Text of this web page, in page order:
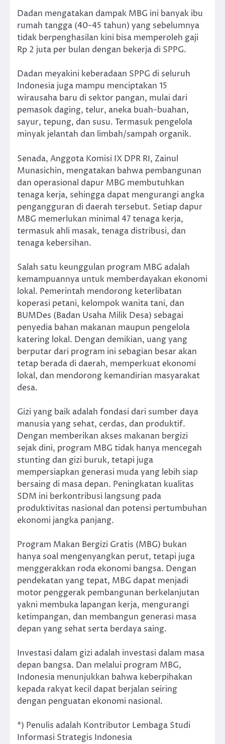
Dadan mengatakan dampak MBG ini banyak ibu
rumah tangga (40-45 tahun) yang sebelumnya
tidak berpenghasilan kini bisa memperoleh gaji
Rp 2 juta per bulan dengan bekerja di SPPG.
Dadan meyakini keberadaan SPPG di seluruh
Indonesia juga mampu menciptakan 15
wirausaha baru di sektor pangan, mulai dari
pemasok daging, telur, aneka buah-buahan,
sayur, tepung, dan susu. Termasuk pengelola
minyak jelantah dan limbah/sampah organik.
Senada, Anggota Komisi IX DPR RI, Zainul
Munasichin, mengatakan bahwa pembangunan
dan operasional dapur MBG membutuhkan
tenaga kerja, sehingga dapat mengurangi angka
pengangguran di daerah tersebut. Setiap dapur
MBG memerlukan minimal 47 tenaga kerja,
termasuk ahli masak, tenaga distribusi, dan
tenaga kebersihan.
Salah satu keunggulan program MBG adalah
kemampuannya untuk memberdayakan ekonomi
lokal. Pemerintah mendorong keterlibatan
koperasi petani, kelompok wanita tani, dan
BUMDes (Badan Usaha Milik Desa) sebagai
penyedia bahan makanan maupun pengelola
katering lokal. Dengan demikian, uang yang
berputar dari program ini sebagian besar akan
tetap berada di daerah, memperkuat ekonomi
lokal, dan mendorong kemandirian masyarakat
desa.
Gizi yang baik adalah fondasi dari sumber daya
manusia yang sehat, cerdas, dan produktif.
Dengan memberikan akses makanan bergizi
sejak dini, program MBG tidak hanya mencegah
stunting dan gizi buruk, tetapi juga
mempersiapkan generasi muda yang lebih siap
bersaing di masa depan. Peningkatan kualitas
SDM ini berkontribusi langsung pada
produktivitas nasional dan potensi pertumbuhan
ekonomi jangka panjang.
Program Makan Bergizi Gratis (MBG) bukan
hanya soal mengenyangkan perut, tetapi juga
menggerakkan roda ekonomi bangsa. Dengan
pendekatan yang tepat, MBG dapat menjadi
motor penggerak pembangunan berkelanjutan
yakni membuka lapangan kerja, mengurangi
ketimpangan, dan membangun generasi masa
depan yang sehat serta berdaya saing.
Investasi dalam gizi adalah investasi dalam masa
depan bangsa. Dan melalui program MBG,
Indonesia menunjukkan bahwa keberpihakan
kepada rakyat kecil dapat berjalan seiring
dengan penguatan ekonomi nasional.
*) Penulis adalah Kontributor Lembaga Studi
Informasi Strategis Indonesia